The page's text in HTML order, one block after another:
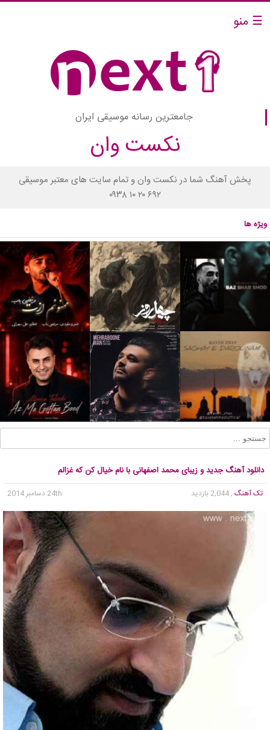
☰ منو
جامعترین رسانه موسیقی ایران
نکست وان
پخش آهنگ شما در نکست وان و تمام سایت های معتبر موسیقی
۰۹۳۸ ۱۰ ۲۰ ۶۹۲
ویژه ها
دانلود آهنگ جدید و زیبای محمد اصفهانی با نام خیال کن که غزالم
تک آهنگ , 2,044 بازدید 24th دسامبر 2014